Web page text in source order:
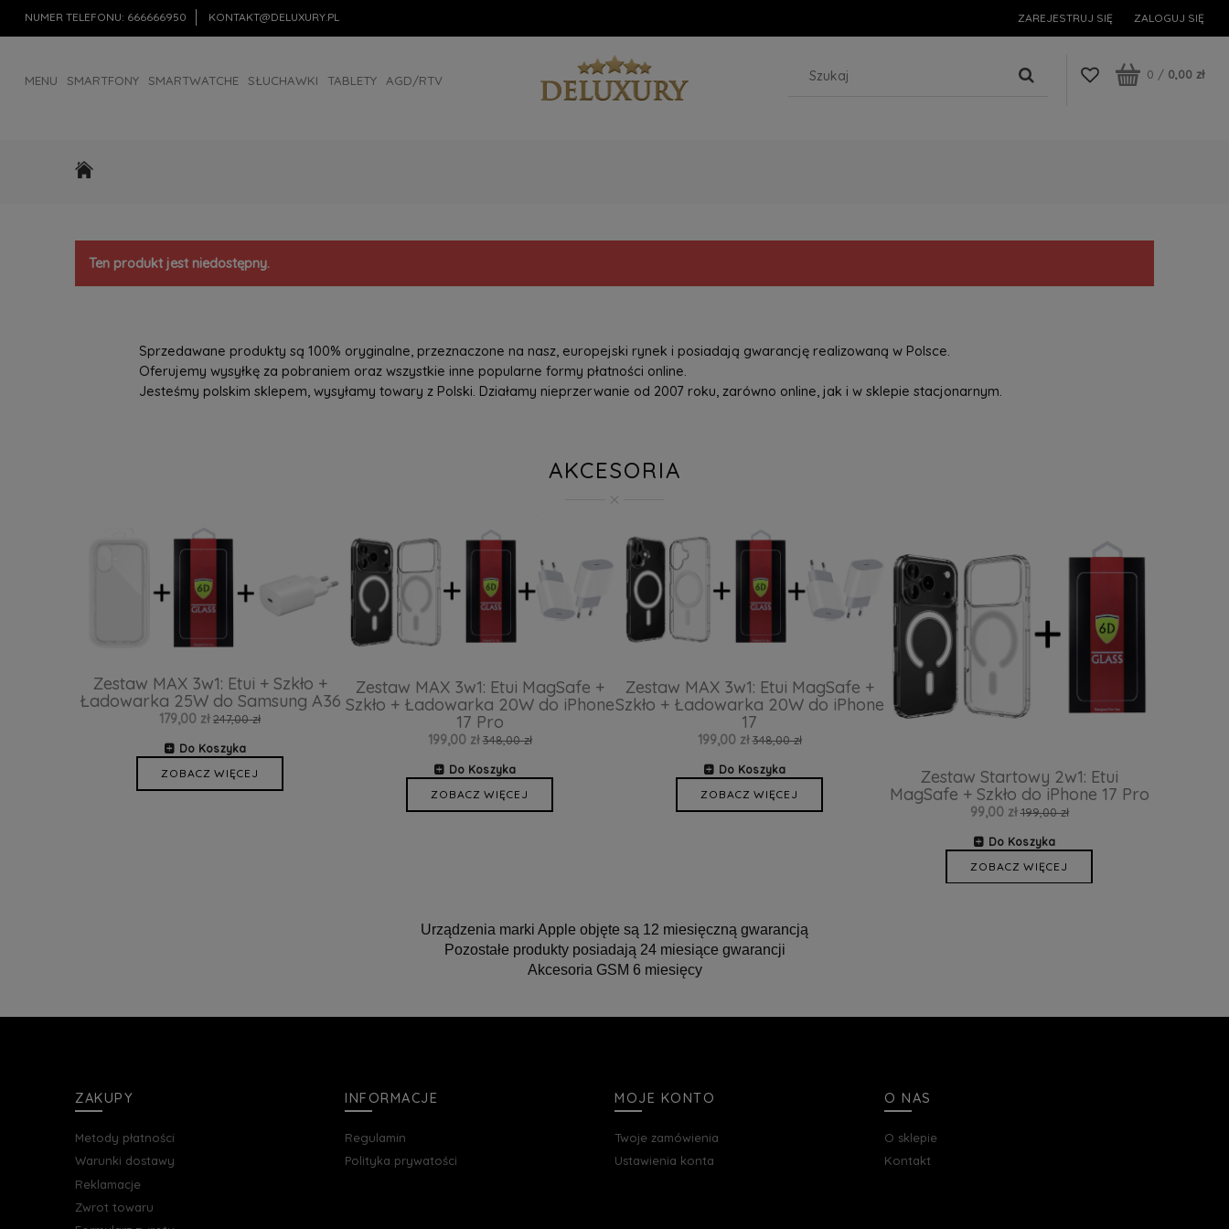
NUMER TELEFONU: 666666950 KONTAKT@DELUXURY.PL ZAREJESTRUJ SIĘ ZALOGUJ SIĘ
MENU SMARTFONY SMARTWATCHE SŁUCHAWKI TABLETY AGD/RTV 0 / 0,00 zł
Ten produkt jest niedostępny.
Sprzedawane produkty są 100% oryginalne, przeznaczone na nasz, europejski rynek i posiadają gwarancję realizowaną w Polsce.
Oferujemy wysyłkę za pobraniem oraz wszystkie inne popularne formy płatności online.
Jesteśmy polskim sklepem, wysyłamy towary z Polski. Działamy nieprzerwanie od 2007 roku, zarówno online, jak i w sklepie stacjonarnym.
AKCESORIA
Zestaw MAX 3w1: Etui + Szkło +
Ładowarka 25W do Samsung A36
179,00 zł 247,00 zł
Do Koszyka
ZOBACZ WIĘCEJ
Zestaw MAX 3w1: Etui MagSafe +
Szkło + Ładowarka 20W do iPhone
17 Pro
199,00 zł 348,00 zł
Do Koszyka
ZOBACZ WIĘCEJ
Zestaw MAX 3w1: Etui MagSafe +
Szkło + Ładowarka 20W do iPhone
17
199,00 zł 348,00 zł
Do Koszyka
ZOBACZ WIĘCEJ
Zestaw Startowy 2w1: Etui
MagSafe + Szkło do iPhone 17 Pro
99,00 zł 199,00 zł
Do Koszyka
ZOBACZ WIĘCEJ
Urządzenia marki Apple objęte są 12 miesięczną gwarancją
Pozostałe produkty posiadają 24 miesiące gwarancji
Akcesoria GSM 6 miesięcy
ZAKUPY
Metody płatności
Warunki dostawy
Reklamacje
Zwrot towaru
INFORMACJE
Regulamin
Polityka prywatości
MOJE KONTO
Twoje zamówienia
Ustawienia konta
O NAS
O sklepie
Kontakt